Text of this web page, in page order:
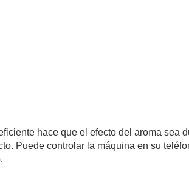
hace que el efecto del aroma sea
Puede controlar la máquina en su